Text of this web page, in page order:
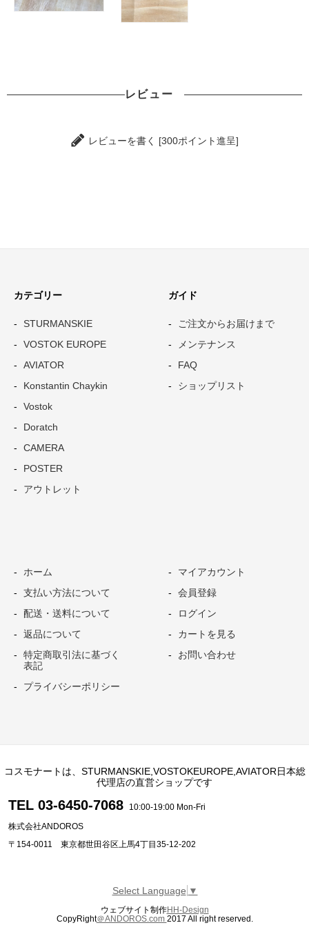
レビュー
レビューを書く [300ポイント進呈]
カテゴリー
STURMANSKIE
VOSTOK EUROPE
AVIATOR
Konstantin Chaykin
Vostok
Doratch
CAMERA
POSTER
アウトレット
ガイド
ご注文からお届けまで
メンテナンス
FAQ
ショップリスト
ホーム
支払い方法について
配送・送料について
返品について
特定商取引法に基づく
表記
プライバシーポリシー
マイアカウント
会員登録
ログイン
カートを見る
お問い合わせ
コスモナートは、STURMANSKIE,VOSTOKEUROPE,AVIATOR日本総
代理店の直営ショップです
TEL 03-6450-7068
10:00-19:00 Mon-Fri
株式会社ANDOROS
〒154-0011 東京都世田谷区上馬4丁目35-12-202
Select Language ▼
ウェブサイト制作HH-Design
CopyRight＠ANDOROS.com 2017 All right reserved.